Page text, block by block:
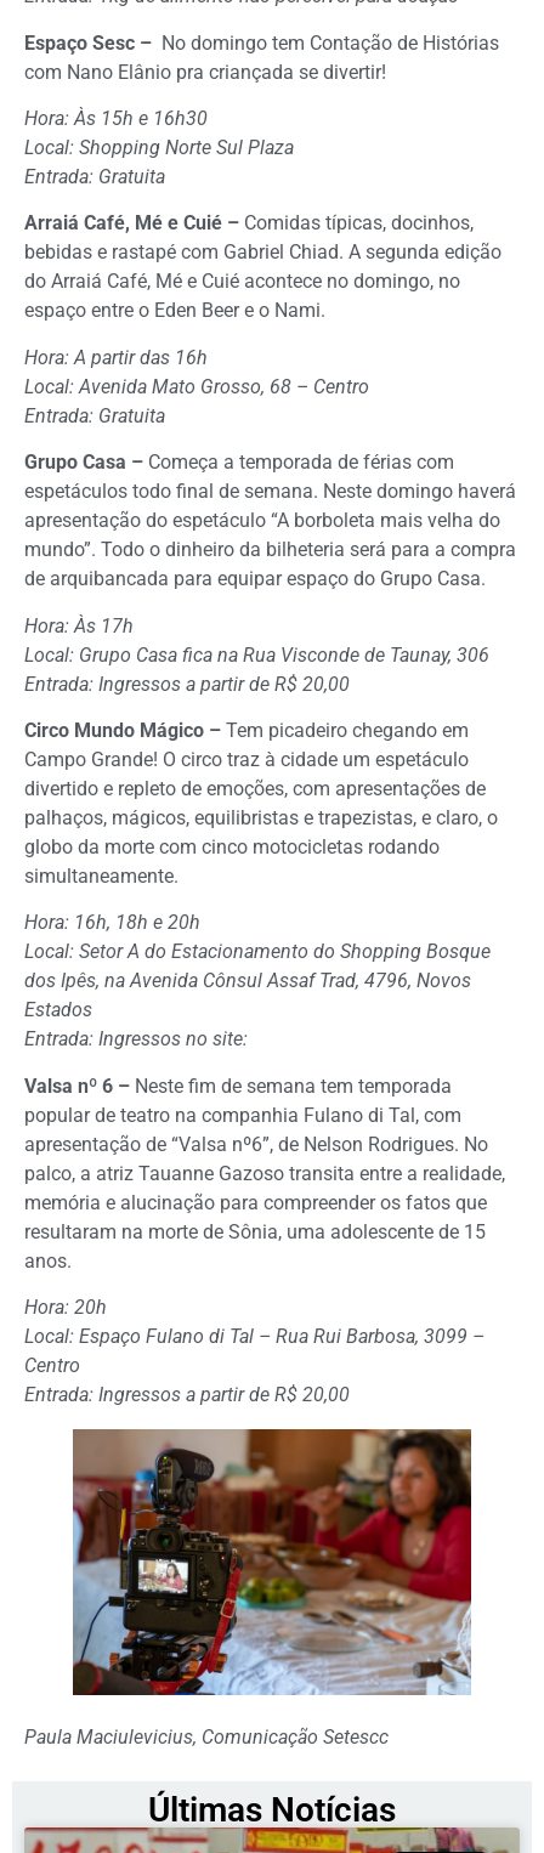
Espaço Sesc – No domingo tem Contação de Histórias
com Nano Elânio pra criançada se divertir!
Hora: Às 15h e 16h30
Local: Shopping Norte Sul Plaza
Entrada: Gratuita
Arraiá Café, Mé e Cuié – Comidas típicas, docinhos,
bebidas e rastapé com Gabriel Chiad. A segunda edição
do Arraiá Café, Mé e Cuié acontece no domingo, no
espaço entre o Eden Beer e o Nami.
Hora: A partir das 16h
Local: Avenida Mato Grosso, 68 – Centro
Entrada: Gratuita
Grupo Casa – Começa a temporada de férias com
espetáculos todo final de semana. Neste domingo haverá
apresentação do espetáculo “A borboleta mais velha do
mundo”. Todo o dinheiro da bilheteria será para a compra
de arquibancada para equipar espaço do Grupo Casa.
Hora: Às 17h
Local: Grupo Casa fica na Rua Visconde de Taunay, 306
Entrada: Ingressos a partir de R$ 20,00
Circo Mundo Mágico – Tem picadeiro chegando em
Campo Grande! O circo traz à cidade um espetáculo
divertido e repleto de emoções, com apresentações de
palhaços, mágicos, equilibristas e trapezistas, e claro, o
globo da morte com cinco motocicletas rodando
simultaneamente.
Hora: 16h, 18h e 20h
Local: Setor A do Estacionamento do Shopping Bosque
dos Ipês, na Avenida Cônsul Assaf Trad, 4796, Novos
Estados
Entrada: Ingressos no site:
Valsa nº 6 – Neste fim de semana tem temporada
popular de teatro na companhia Fulano di Tal, com
apresentação de “Valsa nº6”, de Nelson Rodrigues. No
palco, a atriz Tauanne Gazoso transita entre a realidade,
memória e alucinação para compreender os fatos que
resultaram na morte de Sônia, uma adolescente de 15
anos.
Hora: 20h
Local: Espaço Fulano di Tal – Rua Rui Barbosa, 3099 –
Centro
Entrada: Ingressos a partir de R$ 20,00
Paula Maciulevicius, Comunicação Setescc
Últimas Notícias